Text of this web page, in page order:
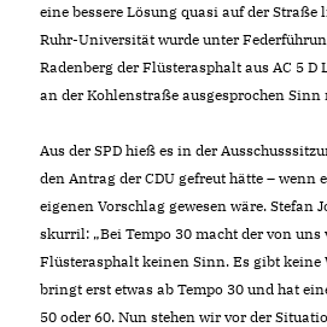
eine bessere Lösung quasi auf der Straße
Ruhr-Universität wurde unter
Radenberg der Flüsterasphalt aus AC 5 D
an der Kohlenstraße ausgesprochen Sinn
Aus der SPD hieß es in der
den Antrag der CDU gefreut hätte – wenn
eigenen Vorschlag gewesen wäre. Stefan
skurril: „Bei Tempo 30 macht der von uns
Flüsterasphalt keinen Sinn. Es gibt keine
bringt erst etwas ab Tempo 30 und hat
50 oder 60. Nun stehen wir vor der